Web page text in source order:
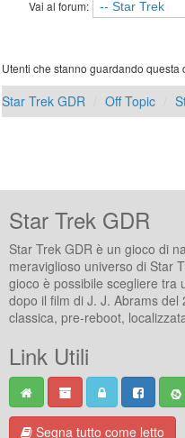
Vai al forum:
Utenti che stanno guardando questa
Star Trek GDR Off Topic
Star Trek GDR
Star Trek GDR è un gioco di
meraviglioso universo di Star
gioco è possibile scegliere tra
dopo il film di J. J. Abrams
classica, pre-reboot,
Link Utili
Segna tutto come letto